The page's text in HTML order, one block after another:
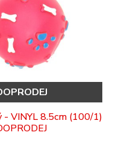
- VINYL 8.5cm (100/1)